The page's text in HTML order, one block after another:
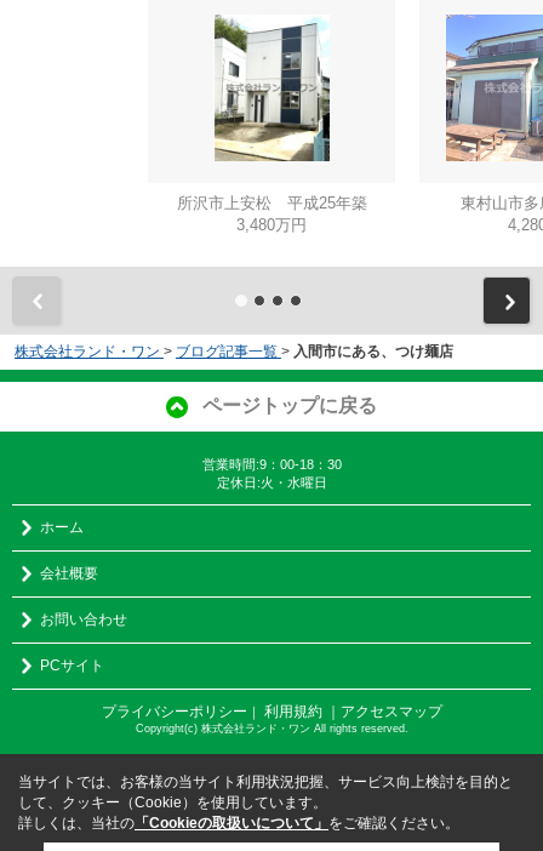
所沢市上安松 平成25年築
3,480万円
東村山市
株式会社ランド・ワン > ブログ記事一覧 > 入間市にある、つけ麺店
ページトップに戻る
営業時間:9：00-18：30
定休日:火・水曜日
ホーム
会社概要
お問い合わせ
PCサイト
プライバシーポリシー ｜ 利用規約 ｜アクセスマップ
Copyright(c) 株式会社ランド・ワン All rights reserved.
当サイトでは、お客様の当サイト利用状況把握、サービス向上検討を目的と
して、クッキー（Cookie）を使用しています。
詳しくは、当社の 「Cookieの取扱いについて」 をご確認ください。